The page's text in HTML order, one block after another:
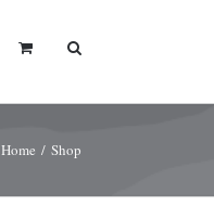
Home / Shop